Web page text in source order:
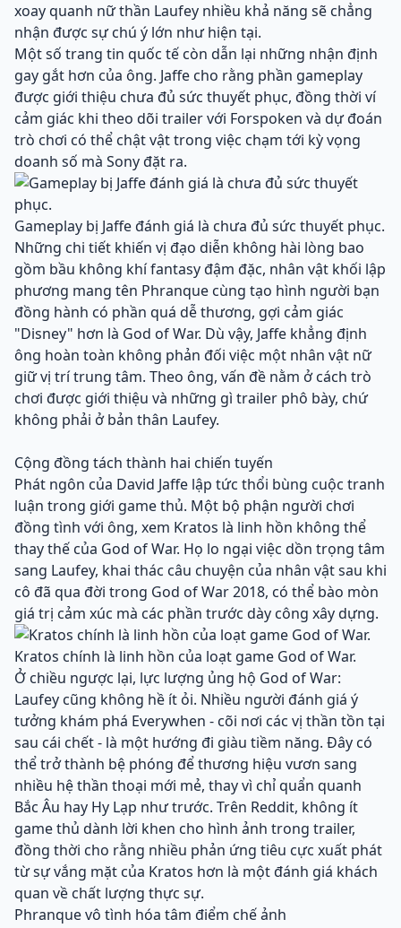
xoay quanh nữ thần Laufey nhiều khả năng sẽ chẳng
nhận được sự chú ý lớn như hiện tại.
Một số trang tin quốc tế còn dẫn lại những nhận định
gay gắt hơn của ông. Jaffe cho rằng phần gameplay
được giới thiệu chưa đủ sức thuyết phục, đồng thời ví
cảm giác khi theo dõi trailer với Forspoken và dự đoán
trò chơi có thể chật vật trong việc chạm tới kỳ vọng
doanh số mà Sony đặt ra.
Gameplay bị Jaffe đánh giá là chưa đủ sức thuyết phục.
Những chi tiết khiến vị đạo diễn không hài lòng bao
gồm bầu không khí fantasy đậm đặc, nhân vật khối lập
phương mang tên Phranque cùng tạo hình người bạn
đồng hành có phần quá dễ thương, gợi cảm giác
"Disney" hơn là God of War. Dù vậy, Jaffe khẳng định
ông hoàn toàn không phản đối việc một nhân vật nữ
giữ vị trí trung tâm. Theo ông, vấn đề nằm ở cách trò
chơi được giới thiệu và những gì trailer phô bày, chứ
không phải ở bản thân Laufey.
Cộng đồng tách thành hai chiến tuyến
Phát ngôn của David Jaffe lập tức thổi bùng cuộc tranh
luận trong giới game thủ. Một bộ phận người chơi
đồng tình với ông, xem Kratos là linh hồn không thể
thay thế của God of War. Họ lo ngại việc dồn trọng tâm
sang Laufey, khai thác câu chuyện của nhân vật sau khi
cô đã qua đời trong God of War 2018, có thể bào mòn
giá trị cảm xúc mà các phần trước dày công xây dựng.
Kratos chính là linh hồn của loạt game God of War.
Ở chiều ngược lại, lực lượng ủng hộ God of War:
Laufey cũng không hề ít ỏi. Nhiều người đánh giá ý
tưởng khám phá Everywhen - cõi nơi các vị thần tồn tại
sau cái chết - là một hướng đi giàu tiềm năng. Đây có
thể trở thành bệ phóng để thương hiệu vươn sang
nhiều hệ thần thoại mới mẻ, thay vì chỉ quẩn quanh
Bắc Âu hay Hy Lạp như trước. Trên Reddit, không ít
game thủ dành lời khen cho hình ảnh trong trailer,
đồng thời cho rằng nhiều phản ứng tiêu cực xuất phát
từ sự vắng mặt của Kratos hơn là một đánh giá khách
quan về chất lượng thực sự.
Phranque vô tình hóa tâm điểm chế ảnh